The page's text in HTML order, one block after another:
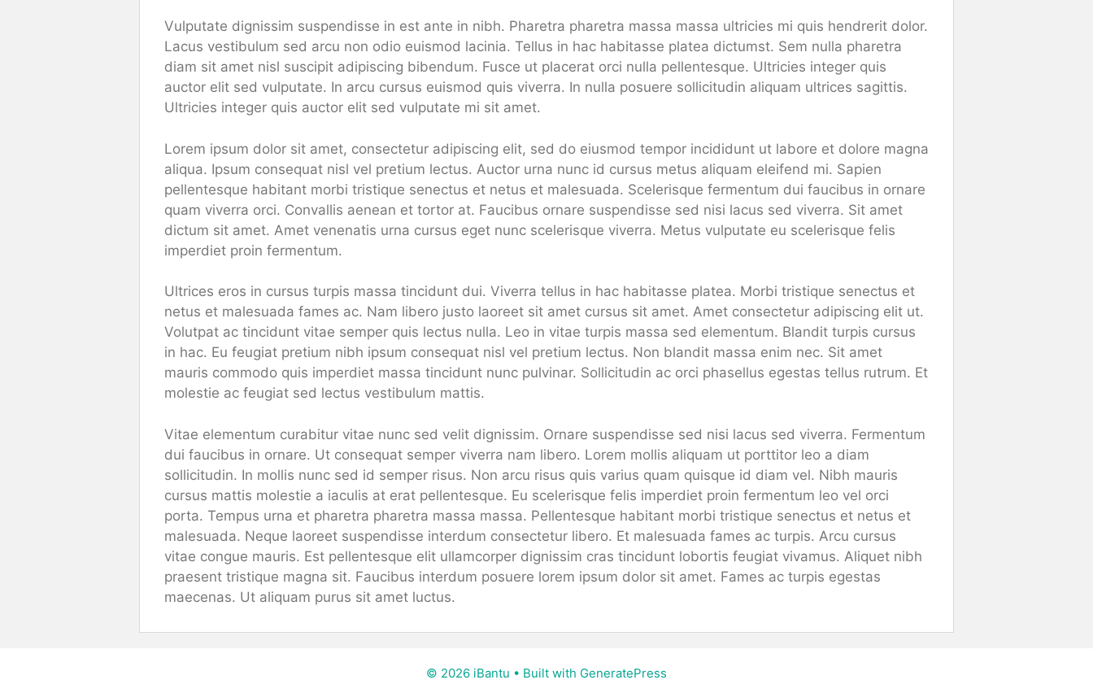
Vulputate dignissim suspendisse in est ante in nibh. Pharetra pharetra massa massa ultricies mi quis hendrerit dolor.
Lacus vestibulum sed arcu non odio euismod lacinia. Tellus in hac habitasse platea dictumst. Sem nulla pharetra
diam sit amet nisl suscipit adipiscing bibendum. Fusce ut placerat orci nulla pellentesque. Ultricies integer quis
auctor elit sed vulputate. In arcu cursus euismod quis viverra. In nulla posuere sollicitudin aliquam ultrices sagittis.
Ultricies integer quis auctor elit sed vulputate mi sit amet.
Lorem ipsum dolor sit amet, consectetur adipiscing elit, sed do eiusmod tempor incididunt ut labore et dolore magna
aliqua. Ipsum consequat nisl vel pretium lectus. Auctor urna nunc id cursus metus aliquam eleifend mi. Sapien
pellentesque habitant morbi tristique senectus et netus et malesuada. Scelerisque fermentum dui faucibus in ornare
quam viverra orci. Convallis aenean et tortor at. Faucibus ornare suspendisse sed nisi lacus sed viverra. Sit amet
dictum sit amet. Amet venenatis urna cursus eget nunc scelerisque viverra. Metus vulputate eu scelerisque felis
imperdiet proin fermentum.
Ultrices eros in cursus turpis massa tincidunt dui. Viverra tellus in hac habitasse platea. Morbi tristique senectus et
netus et malesuada fames ac. Nam libero justo laoreet sit amet cursus sit amet. Amet consectetur adipiscing elit ut.
Volutpat ac tincidunt vitae semper quis lectus nulla. Leo in vitae turpis massa sed elementum. Blandit turpis cursus
in hac. Eu feugiat pretium nibh ipsum consequat nisl vel pretium lectus. Non blandit massa enim nec. Sit amet
mauris commodo quis imperdiet massa tincidunt nunc pulvinar. Sollicitudin ac orci phasellus egestas tellus rutrum. Et
molestie ac feugiat sed lectus vestibulum mattis.
Vitae elementum curabitur vitae nunc sed velit dignissim. Ornare suspendisse sed nisi lacus sed viverra. Fermentum
dui faucibus in ornare. Ut consequat semper viverra nam libero. Lorem mollis aliquam ut porttitor leo a diam
sollicitudin. In mollis nunc sed id semper risus. Non arcu risus quis varius quam quisque id diam vel. Nibh mauris
cursus mattis molestie a iaculis at erat pellentesque. Eu scelerisque felis imperdiet proin fermentum leo vel orci
porta. Tempus urna et pharetra pharetra massa massa. Pellentesque habitant morbi tristique senectus et netus et
malesuada. Neque laoreet suspendisse interdum consectetur libero. Et malesuada fames ac turpis. Arcu cursus
vitae congue mauris. Est pellentesque elit ullamcorper dignissim cras tincidunt lobortis feugiat vivamus. Aliquet nibh
praesent tristique magna sit. Faucibus interdum posuere lorem ipsum dolor sit amet. Fames ac turpis egestas
maecenas. Ut aliquam purus sit amet luctus.
© 2026 iBantu • Built with GeneratePress